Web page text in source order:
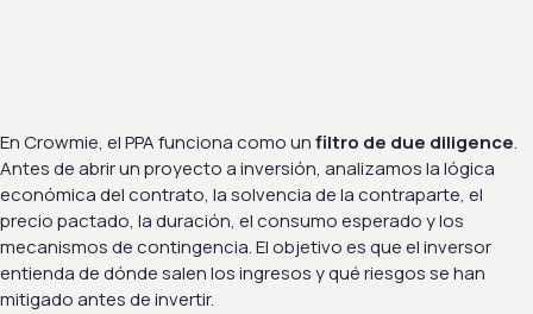
En Crowmie, el PPA funciona como unfiltro de due diligence.
Antes de abrir un proyecto a inversión, analizamos la lógica
económica del contrato, la solvencia de la contraparte, el
precio pactado, la duración, el consumo esperado y los
mecanismos de contingencia. El objetivo es que el inversor
entienda de dónde salen los ingresos y qué riesgos se han
mitigado antes de invertir.